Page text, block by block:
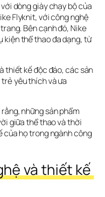
dòng giày chạy bộ của
Flyknit, với công nghệ
Bên cạnh đó, Nike
kiện thể thao đa dạng, từ
thiết kế độc đáo, các sản
yêu thích và ưa
những sản phẩm
giữa thể thao và thời
của họ trong ngành công
và thiết kế